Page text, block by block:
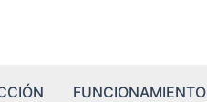
FUNCIONAMIENTO